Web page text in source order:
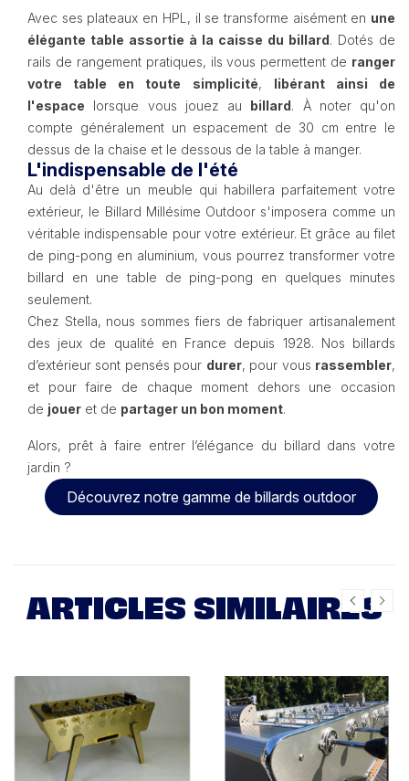
Avec ses plateaux en HPL, il se transforme aisément en une
élégante table assortie à la caisse du billard. Dotés de
rails de rangement pratiques, ils vous permettent de ranger
votre table en toute simplicité, libérant ainsi de
l'espace lorsque vous jouez au billard. À noter qu'on
compte généralement un espacement de 30 cm entre le
dessus de la chaise et le dessous de la table à manger.
L'indispensable de l'été
Au delà d'être un meuble qui habillera parfaitement votre
extérieur, le Billard Millésime Outdoor s'imposera comme un
véritable indispensable pour votre extérieur. Et grâce au filet
de ping-pong en aluminium, vous pourrez transformer votre
billard en une table de ping-pong en quelques minutes
seulement.
Chez Stella, nous sommes fiers de fabriquer artisanalement
des jeux de qualité en France depuis 1928. Nos billards
d’extérieur sont pensés pour durer, pour vous rassembler,
et pour faire de chaque moment dehors une occasion
de jouer et de partager un bon moment.
Alors, prêt à faire entrer l’élégance du billard dans votre
jardin ?
Découvrez notre gamme de billards outdoor
ARTICLES SIMILAIRES